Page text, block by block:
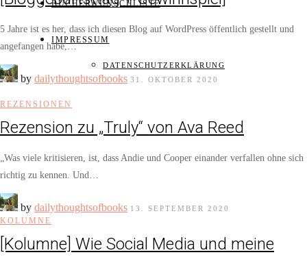
BÜCHERWUNSCHLISTE
IMPRESSUM
DATENSCHUTZERKLÄRUNG
5 Jahre ist es her, dass ich diesen Blog auf WordPress öffentlich gestellt und
angefangen habe,…
by dailythoughtsofbooks 31. OKTOBER 2020
REZENSIONEN
Rezension zu „Truly“ von Ava Reed
„Was viele kritisieren, ist, dass Andie und Cooper einander verfallen ohne sich
richtig zu kennen. Und…
by dailythoughtsofbooks 13. SEPTEMBER 2020
KOLUMNE
[Kolumne] Wie Social Media und meine